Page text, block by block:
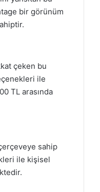
bir görünüm
çeken bu
ile
TL arasında
sahip
ile kişisel